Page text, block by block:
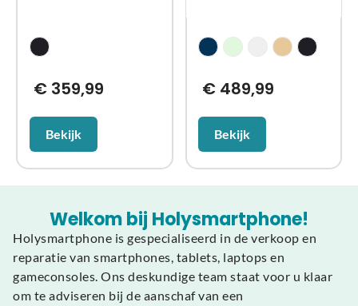
€359,99
Bekijk
€ 489,99
Bekijk
Welkom bij Holysmartphone!
Holysmartphone is gespecialiseerd in de verkoop en
reparatie van smartphones, tablets, laptops en
gameconsoles. Ons deskundige team staat voor u klaar
om te adviseren bij de aanschaf van een